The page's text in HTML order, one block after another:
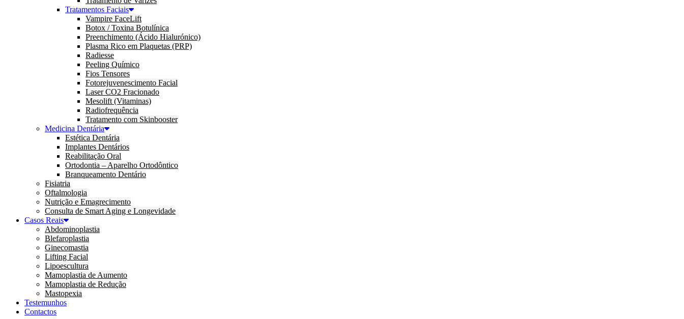
Tratamentos Faciais
Vampire FaceLift
Botox / Toxina Botulínica
Preenchimento (Ácido Hialurónico)
Plasma Rico em Plaquetas (PRP)
Radiesse
Peeling Químico
Fios Tensores
Fotorejuvenescimento Facial
Laser CO2 Fracionado
Mesolift (Vitaminas)
Radiofrequência
Tratamento com Skinbooster
Medicina Dentária
Estética Dentária
Implantes Dentários
Reabilitação Oral
Ortodontia – Aparelho Ortodôntico
Branqueamento Dentário
Fisiatria
Oftalmologia
Nutrição e Emagrecimento
Consulta de Smart Aging e Longevidade
Casos Reais
Abdominoplastia
Blefaroplastia
Ginecomastia
Lifting Facial
Lipoescultura
Mamoplastia de Aumento
Mamoplastia de Redução
Mastopexia
Testemunhos
Contactos